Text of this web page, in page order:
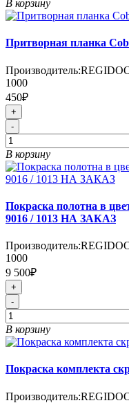
В корзину
Притворная планка
Производитель:
1000
450₽
+
-
В корзину
Покраска полотна в
9016 / 1013 НА ЗАКАЗ
Производитель:
1000
9 500₽
+
-
В корзину
Покраска комплекта
Производитель: